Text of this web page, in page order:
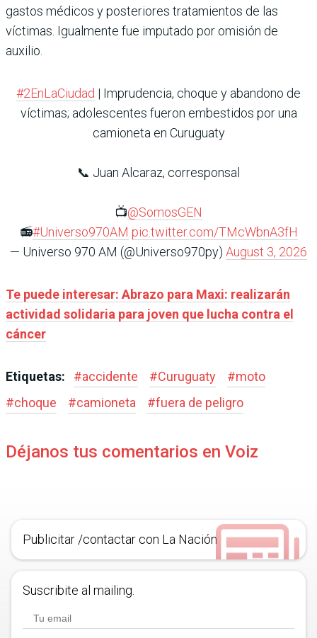
gastos médicos y posteriores tratamientos de las
víctimas. Igualmente fue imputado por omisión de
auxilio.
#2EnLaCiudad | Imprudencia, choque y abandono de
víctimas; adolescentes fueron embestidos por una
camioneta en Curuguaty
📞 Juan Alcaraz, corresponsal
📺@SomosGEN
📻#Universo970AM pic.twitter.com/TMcWbnA3fH
— Universo 970 AM (@Universo970py) August 3, 2026
Te puede interesar: Abrazo para Maxi: realizarán
actividad solidaria para joven que lucha contra el
cáncer
Etiquetas: #accidente #Curuguaty #moto
#choque #camioneta #fuera de peligro
Déjanos tus comentarios en Voiz
Publicitar /contactar con La Nación
Suscribite al mailing.